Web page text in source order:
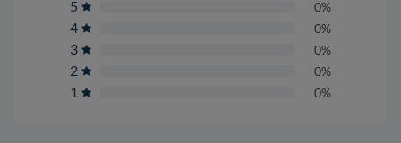
5 0%
4 0%
3 0%
2 0%
1 0%